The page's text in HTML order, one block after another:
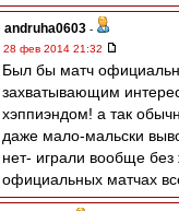
andruha0603 -
28 фев 2014 21:32
Был бы матч
захватывающим
хэппиэндом! а так
даже мало-мальски
нет- играли вообще
официальных матчах